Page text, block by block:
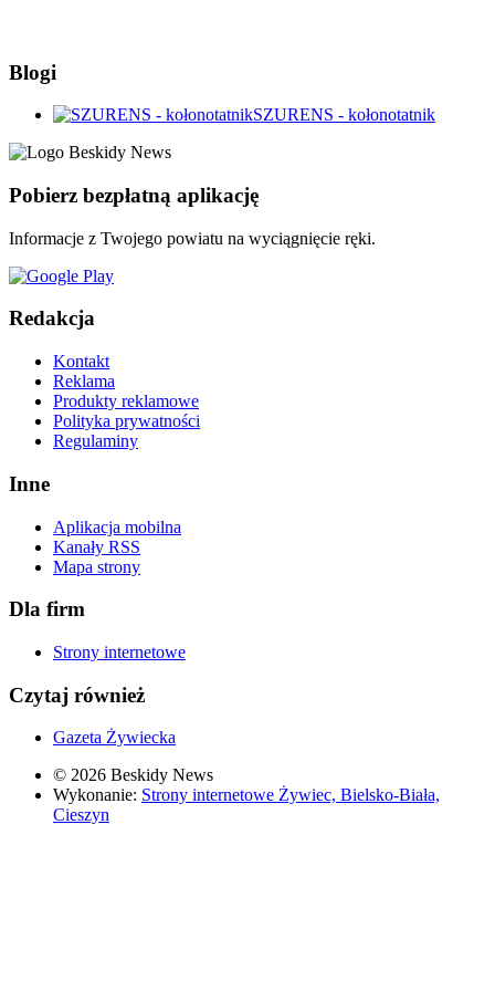
Blogi
SZURENS - kołonotatnik
Pobierz bezpłatną aplikację
Informacje z Twojego powiatu na wyciągnięcie ręki.
Redakcja
Kontakt
Reklama
Produkty reklamowe
Polityka prywatności
Regulaminy
Inne
Aplikacja mobilna
Kanały RSS
Mapa strony
Dla firm
Strony internetowe
Czytaj również
Gazeta Żywiecka
© 2026 Beskidy News
Wykonanie: Strony internetowe Żywiec, Bielsko-Biała,
Cieszyn